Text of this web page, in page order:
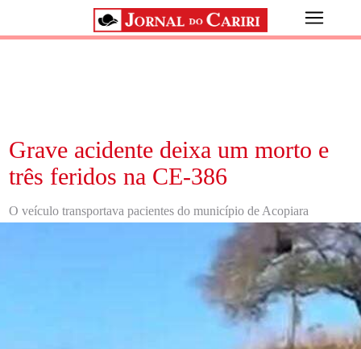
Grave acidente deixa um morto e
três feridos na CE-386
O veículo transportava pacientes do município de Acopiara